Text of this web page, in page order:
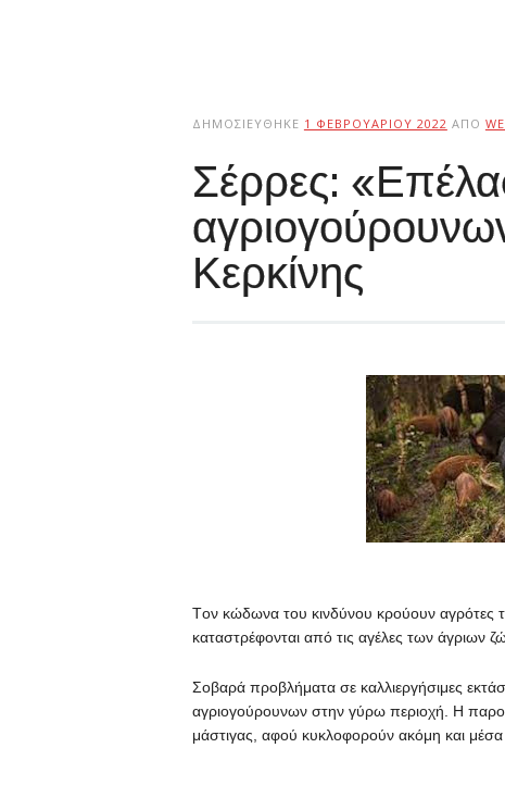
ΔΗΜΟΣΙΕΎΘΗΚΕ 1 ΦΕΒΡΟΥΑΡΊΟΥ 2022 ΑΠΌ
Σέρρες:
Κερκίνης
Tον κώδωνα του κινδύνου κρούουν αγρότες
καταστρέφονται από τις αγέλες των άγριων
Σοβαρά προβλήματα σε καλλιεργήσιμες
αγριογούρουνων στην γύρω περιοχή. Η
μάστιγας, αφού κυκλοφορούν ακόμη και μέσα